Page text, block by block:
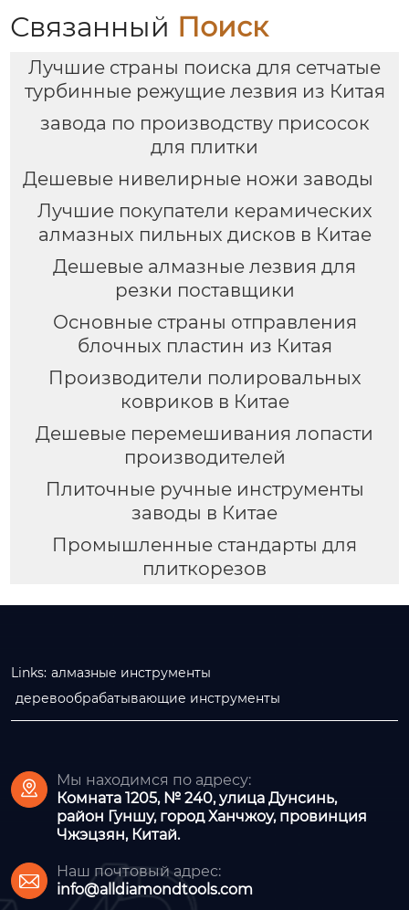
Связанный Поиск
Лучшие страны поиска для сетчатые
турбинные режущие лезвия из Китая
завода по производству присосок
для плитки
Дешевые нивелирные ножи заводы
Лучшие покупатели керамических
алмазных пильных дисков в Китае
Дешевые алмазные лезвия для
резки поставщики
Основные страны отправления
блочных пластин из Китая
Производители полировальных
ковриков в Китае
Дешевые перемешивания лопасти
производителей
Плиточные ручные инструменты
заводы в Китае
Промышленные стандарты для
плиткорезов
Links: алмазные инструменты
деревообрабатывающие инструменты

Мы находимся по адресу:
Комната 1205, № 240, улица Дунсинь,
район Гуншу, город Ханчжоу, провинция
Чжэцзян, Китай.

Наш почтовый адрес:
info@alldiamondtools.com